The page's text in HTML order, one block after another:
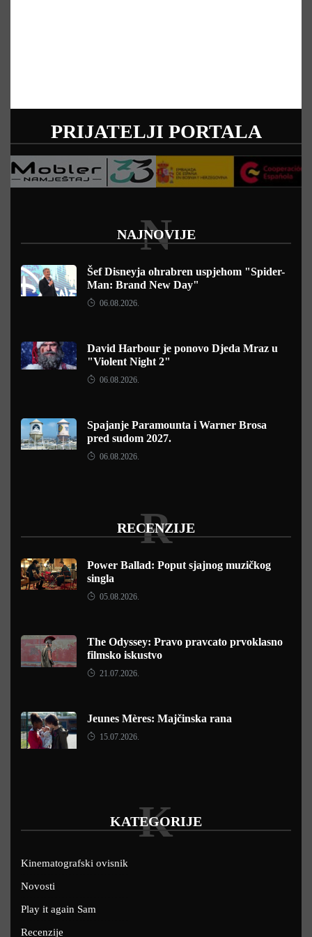
PRIJATELJI PORTALA
NAJNOVIJE
N
Šef Disneyja ohrabren uspjehom "Spider-
Man: Brand New Day"
06.08.2026.
David Harbour je ponovo Djeda Mraz u
"Violent Night 2"
06.08.2026.
Spajanje Paramounta i Warner Brosa
pred sudom 2027.
06.08.2026.
RECENZIJE
R
Power Ballad: Poput sjajnog muzičkog
singla
05.08.2026.
The Odyssey: Pravo pravcato prvoklasno
filmsko iskustvo
21.07.2026.
Jeunes Mères: Majčinska rana
15.07.2026.
KATEGORIJE
K
Kinematografski ovisnik
Novosti
Play it again Sam
Recenzije